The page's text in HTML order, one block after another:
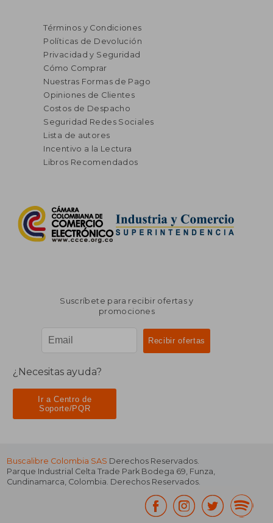
Términos y Condiciones
Políticas de Devolución
Privacidad y Seguridad
Cómo Comprar
Nuestras Formas de Pago
Opiniones de Clientes
Costos de Despacho
Seguridad Redes Sociales
Lista de autores
Incentivo a la Lectura
Libros Recomendados
Suscríbete para recibir ofertas y
promociones
¿Necesitas ayuda?
Ir a Centro de
Soporte/PQR
Buscalibre Colombia SAS Derechos Reservados.
Parque Industrial Celta Trade Park Bodega 69, Funza,
Cundinamarca, Colombia. Derechos Reservados.